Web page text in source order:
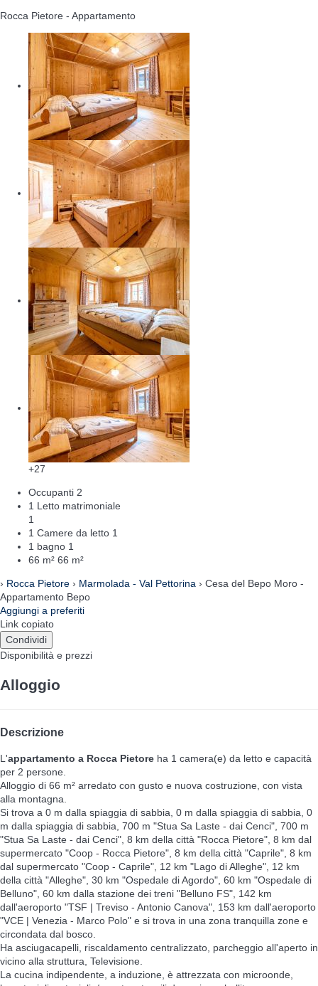
Rocca Pietore - Appartamento
+27
Occupanti 2
1 Letto matrimoniale
1
1 Camere da letto 1
1 bagno 1
66 m² 66 m²
› Rocca Pietore › Marmolada - Val Pettorina › Cesa del Bepo Moro -
Appartamento Bepo
Aggiungi a preferiti
Link copiato
Condividi
Disponibilità e prezzi
Alloggio
Descrizione
L'appartamento a Rocca Pietore ha 1 camera(e) da letto e capacità
per 2 persone.
Alloggio di 66 m² arredato con gusto e nuova costruzione, con vista
alla montagna.
Si trova a 0 m dalla spiaggia di sabbia, 0 m dalla spiaggia di sabbia, 0
m dalla spiaggia di sabbia, 700 m "Stua Sa Laste - dai Cenci", 700 m
"Stua Sa Laste - dai Cenci", 8 km della città "Rocca Pietore", 8 km dal
supermercato "Coop - Rocca Pietore", 8 km della città "Caprile", 8 km
dal supermercato "Coop - Caprile", 12 km "Lago di Alleghe", 12 km
della città "Alleghe", 30 km "Ospedale di Agordo", 60 km "Ospedale di
Belluno", 60 km dalla stazione dei treni "Belluno FS", 142 km
dall'aeroporto "TSF | Treviso - Antonio Canova", 153 km dall'aeroporto
"VCE | Venezia - Marco Polo" e si trova in una zona tranquilla zone e
circondata dal bosco.
Ha asciugacapelli, riscaldamento centralizzato, parcheggio all'aperto in
vicino alla struttura, Televisione.
La cucina indipendente, a induzione, è attrezzata con microonde,